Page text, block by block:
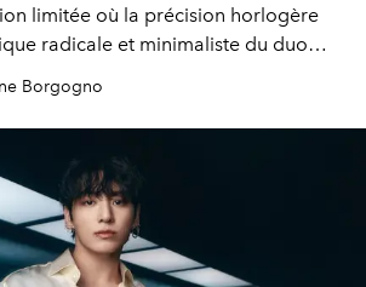
limitée où la précision horlogère
radicale et minimaliste du duo
Verbal.
Borgogno